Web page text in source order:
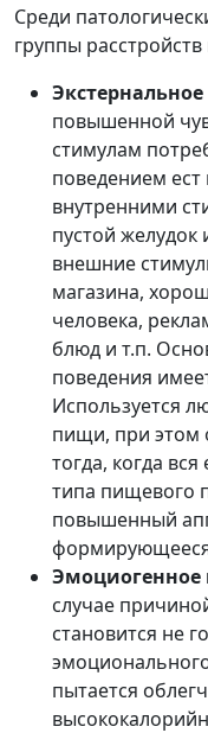
Среди
группы
повышенной
стимулам
поведением ест
внутренними
пустой желудок
внешние
магазина,
человека,
блюд и т.п.
поведения
Используется
пищи, при этом
тогда, когда
типа пищевого
повышенный
Эмоциогенное
случае
становится не
пытается